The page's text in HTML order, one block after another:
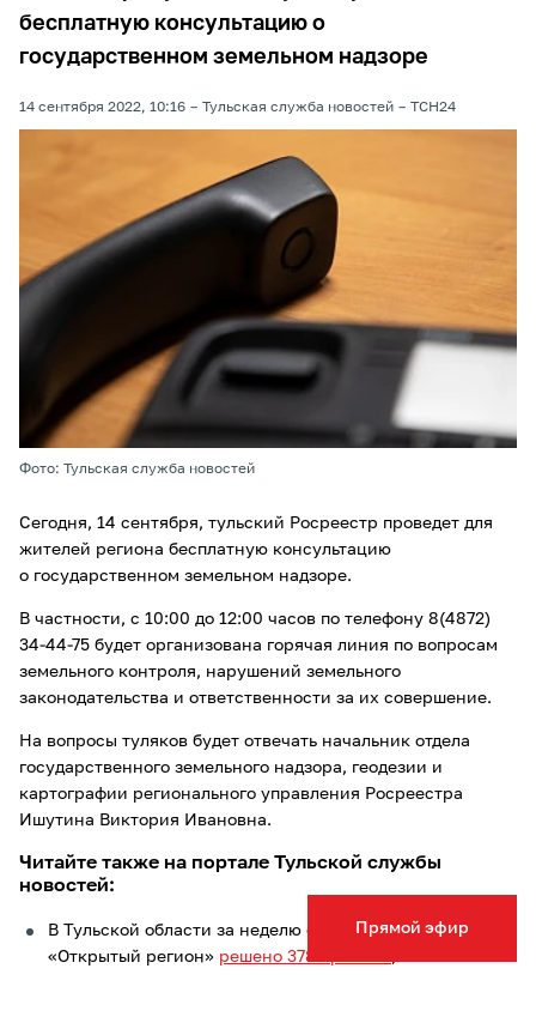
Прямой эфир
бесплатную консультацию о
государственном земельном надзоре
14 сентября 2022, 10:16 Тульская служба новостей ТСН24
Фото: Тульская служба новостей
Сегодня, 14 сентября, тульский Росреестр проведет для
жителей региона бесплатную консультацию
о государственном земельном надзоре.
В частности, с 10:00 до 12:00 часов по телефону 8(4872)
34-44-75 будет организована горячая линия по вопросам
земельного контроля, нарушений земельного
законодательства и ответственности за их совершение.
На вопросы туляков будет отвечать начальник отдела
государственного земельного надзора, геодезии и
картографии регионального управления Росреестра
Ишутина Виктория Ивановна.
Читайте также на портале Тульской службы
новостей:
В Тульской области за неделю с помощью портала
«Открытый регион» решено 378 проблем